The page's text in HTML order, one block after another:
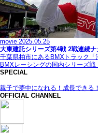
movie 2025.05.25
大東建託シリーズ第4戦 2戦連続
千葉県柏市にあるBMXトラック
BMXレーシングの国内シリーズ戦
SPECIAL
親子で夢中になれる！成長できる
OFFICIAL CHANNEL